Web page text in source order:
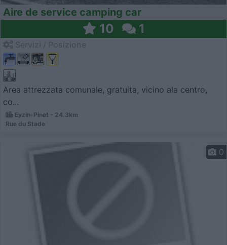
Aire de service camping car
10 1
Area attrezzata comunale, gratuita, vicino ala centro,
co...
Eyzin-Pinet - 24.3km
Rue du Stade
0